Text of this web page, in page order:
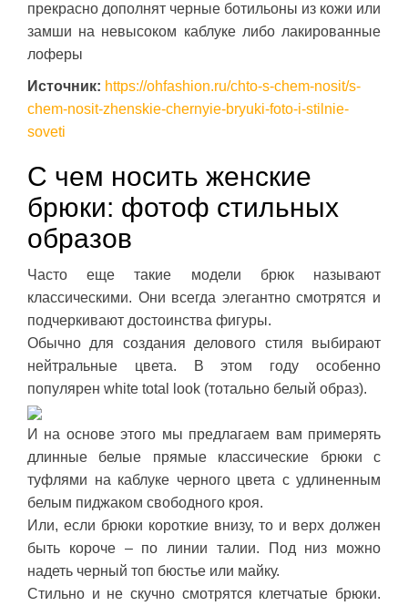
прекрасно дополнят черные ботильоны из кожи или
замши на невысоком каблуке либо лакированные
лоферы
Источник: https://ohfashion.ru/chto-s-chem-nosit/s-
chem-nosit-zhenskie-chernyie-bryuki-foto-i-stilnie-
soveti
С чем носить женские
брюки: фотоф стильных
образов
Часто еще такие модели брюк называют
классическими. Они всегда элегантно смотрятся и
подчеркивают достоинства фигуры.
Обычно для создания делового стиля выбирают
нейтральные цвета. В этом году особенно
популярен white total look (тотально белый образ).
И на основе этого мы предлагаем вам примерять
длинные белые прямые классические брюки с
туфлями на каблуке черного цвета с удлиненным
белым пиджаком свободного кроя.
Или, если брюки короткие внизу, то и верх должен
быть короче – по линии талии. Под низ можно
надеть черный топ бюстье или майку.
Стильно и не скучно смотрятся клетчатые брюки.